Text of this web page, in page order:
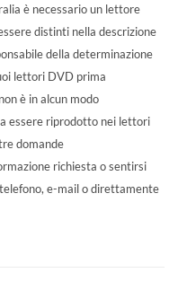
è necessario un lettore
distinti nella descrizione
della determinazione
lettori DVD prima
è in alcun modo
essere riprodotto nei lettori
domande
richiesta o sentirsi
e-mail o direttamente